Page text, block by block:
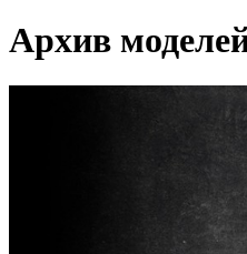
Архив